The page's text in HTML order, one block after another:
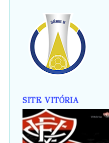
SITE VITÓRIA